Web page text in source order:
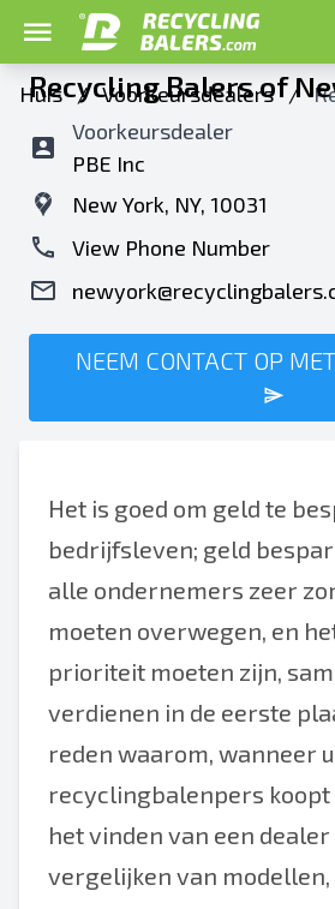
Huis / Voorkeursdealers /
Recycling Balers of
Voorkeursdealer
PBE Inc
New York, NY, 10031
View Phone Number
NEEM CONTACT OP
Het is goed om geld te
bedrijfsleven; geld
alle ondernemers zeer
moeten overwegen, en
prioriteit moeten zijn,
verdienen in de eerste
reden waarom, wanneer
recyclingbalenpers koopt
het vinden van een
vergelijken van